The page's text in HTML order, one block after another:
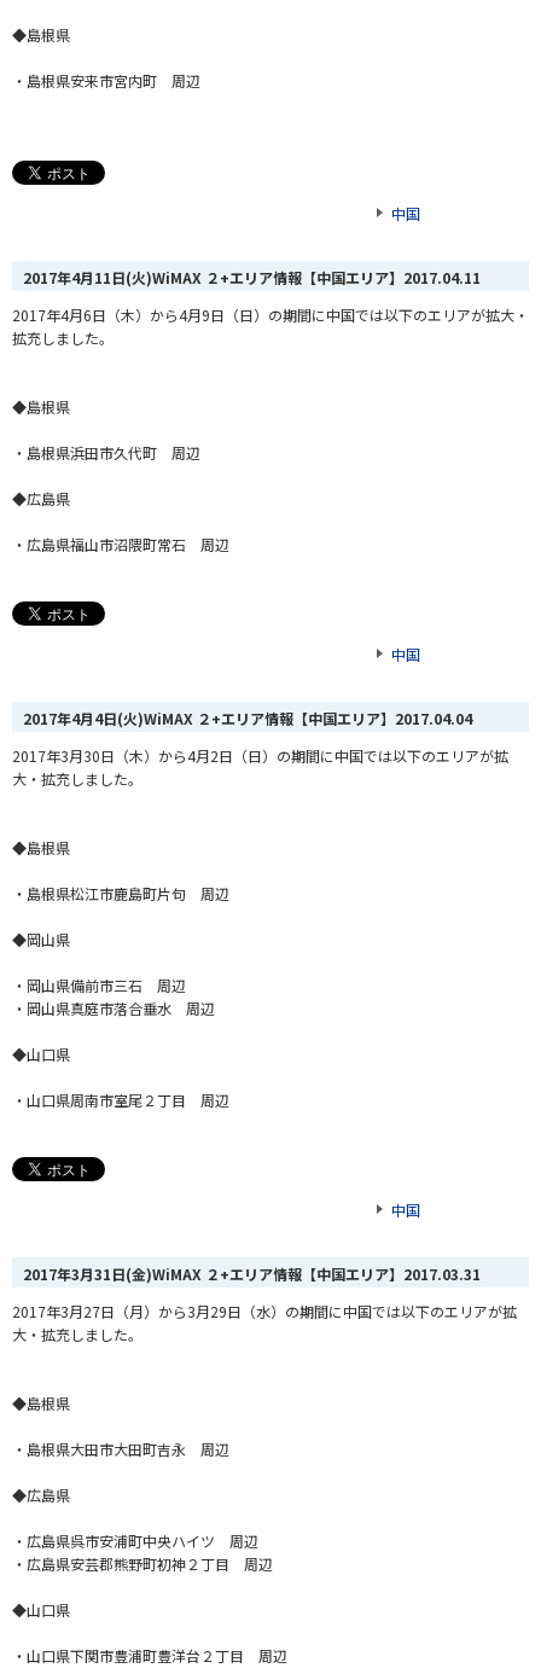
◆島根県
・島根県安来市宮内町 周辺
中国
2017年4月11日(火)WiMAX ２+エリア情報【中国エリア】 2017.04.11
2017年4月6日（木）から4月9日（日）の期間に中国では以下のエリアが拡大・
拡充しました。
◆島根県
・島根県浜田市久代町 周辺
◆広島県
・広島県福山市沼隈町常石 周辺
中国
2017年4月4日(火)WiMAX ２+エリア情報【中国エリア】 2017.04.04
2017年3月30日（木）から4月2日（日）の期間に中国では以下のエリアが拡
大・拡充しました。
◆島根県
・島根県松江市鹿島町片句 周辺
◆岡山県
・岡山県備前市三石 周辺
・岡山県真庭市落合垂水 周辺
◆山口県
・山口県周南市室尾２丁目 周辺
中国
2017年3月31日(金)WiMAX ２+エリア情報【中国エリア】 2017.03.31
2017年3月27日（月）から3月29日（水）の期間に中国では以下のエリアが拡
大・拡充しました。
◆島根県
・島根県大田市大田町吉永 周辺
◆広島県
・広島県呉市安浦町中央ハイツ 周辺
・広島県安芸郡熊野町初神２丁目 周辺
◆山口県
・山口県下関市豊浦町豊洋台２丁目 周辺